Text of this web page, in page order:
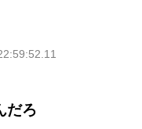
だろ